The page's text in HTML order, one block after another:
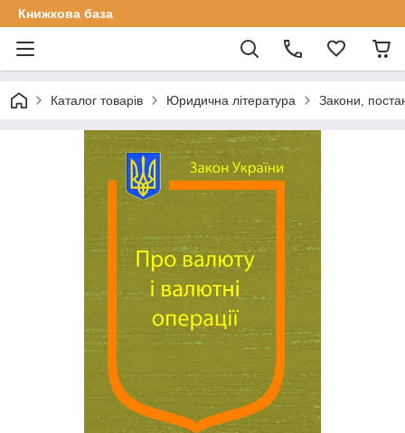
Книжкова база
Каталог товарів Юридична література Закони,